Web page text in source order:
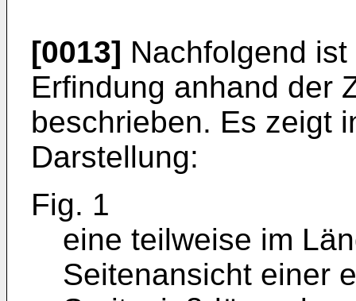
[0013] Nachfolgend
Erfindung anhand der
beschrieben. Es zeigt
Darstellung:
Fig. 1
eine teilweise im
Seitenansicht einer